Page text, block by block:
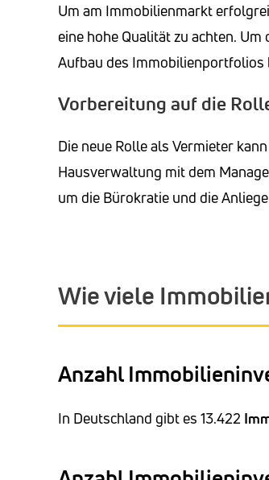
Um am Immobilienmarkt
eine hohe Qualität zu achten.
Aufbau des Immobilienportfolios
Vorbereitung auf die
Die neue Rolle als Vermieter
Hausverwaltung mit dem
um die Bürokratie und die
Wie viele
Anzahl
In Deutschland gibt es 13.422